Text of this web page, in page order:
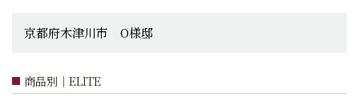
京都府木津川市 O様邸
商品別｜ELITE